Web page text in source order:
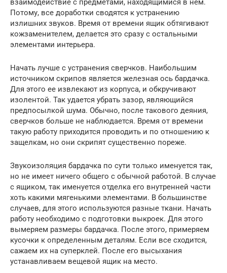
взаимодействие с предметами, находящимися в нем.
Потому, все доработки сводятся к устранению
излишних звуков. Время от времени ящик обтягивают
кожзаменителем, делается это сразу с остальными
элементами интерьера.
Начать лучше с устранения сверчков. Наибольшим
источником скрипов является железная ось бардачка.
Для этого ее извлекают из корпуса, и обкручивают
изолентой. Так удается убрать зазор, являющийся
предпосылкой шума. Обычно, после такового деяния,
сверчков больше не наблюдается. Время от времени
такую работу приходится проводить и по отношению к
защелкам, но они скрипят существенно пореже.
Звукоизоляция бардачка по сути только именуется так,
но не имеет ничего общего с обычной работой. В случае
с ящиком, так именуется отделка его внутренней части
хоть какими мягенькими элементами. В большинстве
случаев, для этого используются разные ткани. Начать
работу необходимо с подготовки выкроек. Для этого
вымеряем размеры бардачка. После этого, примеряем
кусочки к определенным деталям. Если все сходится,
сажаем их на суперклей. После его высыхания
устанавливаем вещевой ящик на место.